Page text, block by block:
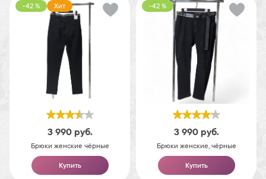
-42 % Хит
3 990 руб.
Брюки женские чёрные
Купить
-42 %
3 990 руб.
Брюки женские, чёрные
Купить